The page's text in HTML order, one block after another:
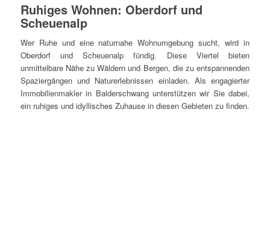
Ruhiges Wohnen: Oberdorf und
Scheuenalp
Wer Ruhe und eine naturnahe Wohnumgebung sucht, wird in
Oberdorf und Scheuenalp fündig. Diese Viertel bieten
unmittelbare Nähe zu Wäldern und Bergen, die zu entspannenden
Spaziergängen und Naturerlebnissen einladen. Als engagierter
Immobilienmakler in Balderschwang unterstützen wir Sie dabei,
ein ruhiges und idyllisches Zuhause in diesen Gebieten zu finden.